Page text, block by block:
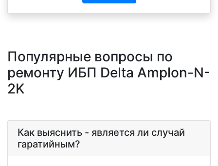
Популярные вопросы по
ремонту ИБП Delta Amplon-N-
2K
Как выяснить - является ли случай
гаратийным?